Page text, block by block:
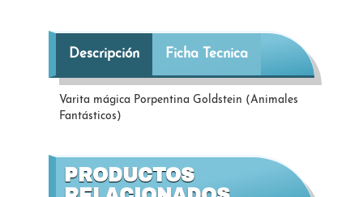
Descripción Ficha Tecnica
Varita mágica Porpentina Goldstein (Animales
Fantásticos)
PRODUCTOS